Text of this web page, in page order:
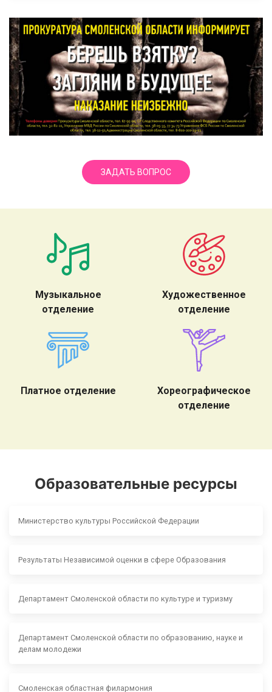
ЗАДАТЬ ВОПРОС
Музыкальное
отделение
Художественное
отделение
Платное отделение
Хореографическое
отделение
Образовательные ресурсы
Министерство культуры Российской Федерации
Результаты Независимой оценки в сфере Образования
Департамент Смоленской области по культуре и туризму
Департамент Смоленской области по образованию, науке и
делам молодежи
Смоленская областная филармония